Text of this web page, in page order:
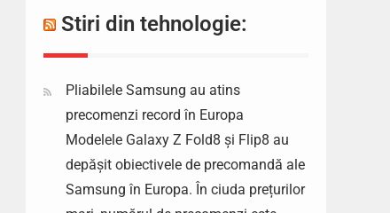
Stiri din tehnologie:
Pliabilele Samsung au atins
precomenzi record în Europa
Modelele Galaxy Z Fold8 și Flip8 au
depășit obiectivele de precomandă ale
Samsung în Europa. În ciuda prețurilor